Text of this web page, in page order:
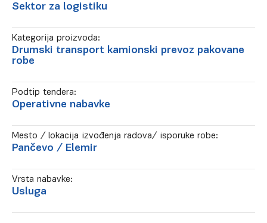
Sektor za logistiku
Kategorija proizvoda:
Drumski transport kamionski prevoz pakovane
robe
Podtip tendera:
Operativne nabavke
Mesto / lokacija izvođenja radova/ isporuke robe:
Pančevo / Elemir
Vrsta nabavke:
Usluga